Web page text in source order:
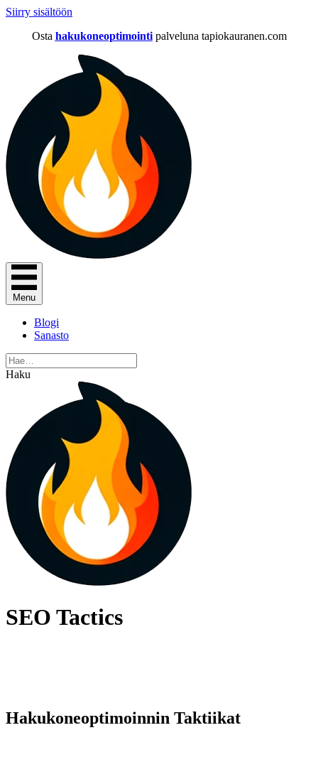
Siirry sisältöön
Osta hakukoneoptimointi palveluna tapiokauranen.com
Menu
Blogi
Sanasto
Haku
SEO Tactics
Hakukoneoptimoinnin Taktiikat